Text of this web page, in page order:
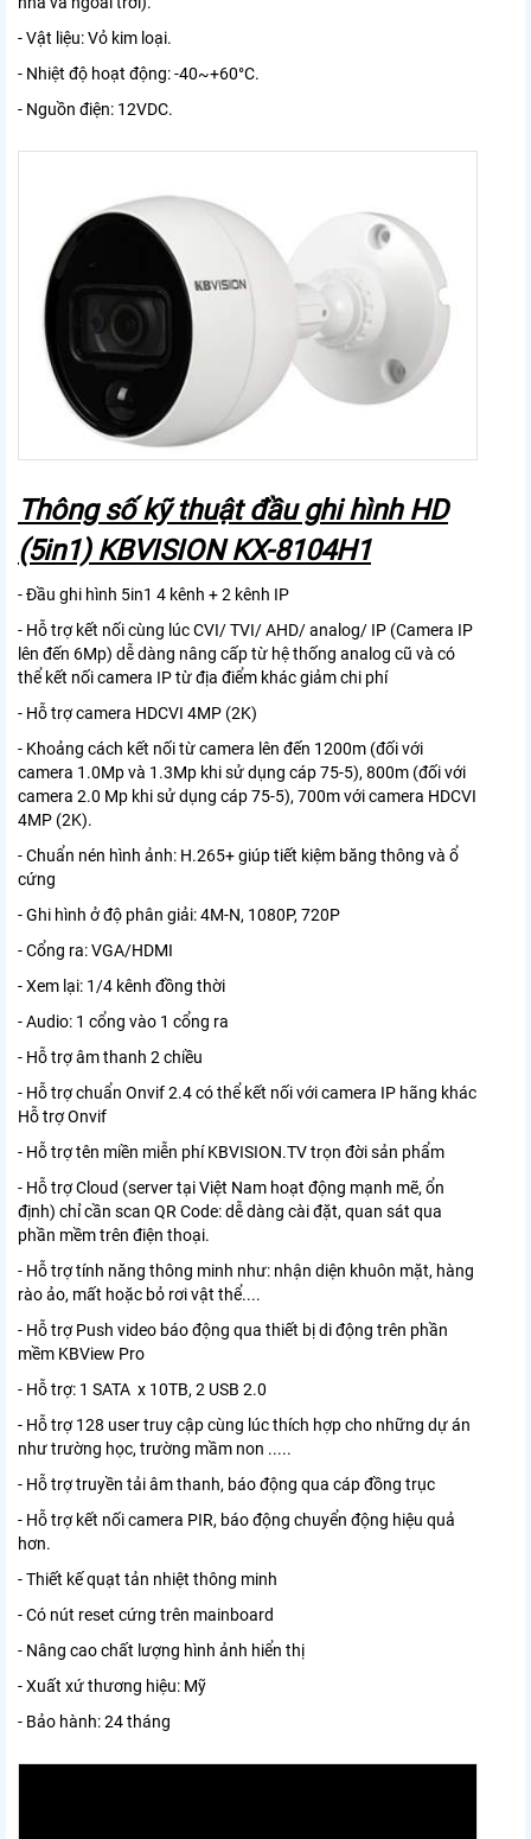
- Vật liệu: Vỏ kim loại.
- Nhiệt độ hoạt động: -40~+60°C.
- Nguồn điện: 12VDC.
Thông số kỹ thuật đầu ghi hình HD
(5in1) KBVISION KX-8104H1
- Đầu ghi hình 5in1 4 kênh + 2 kênh IP
- Hỗ trợ kết nối cùng lúc CVI/ TVI/ AHD/ analog/ IP (Camera IP
lên đến 6Mp) dễ dàng nâng cấp từ hệ thống analog cũ và có
thể kết nối camera IP từ địa điểm khác giảm chi phí
- Hỗ trợ camera HDCVI 4MP (2K)
- Khoảng cách kết nối từ camera lên đến 1200m (đối với
camera 1.0Mp và 1.3Mp khi sử dụng cáp 75-5), 800m (đối với
camera 2.0 Mp khi sử dụng cáp 75-5), 700m với camera HDCVI
4MP (2K).
- Chuẩn nén hình ảnh: H.265+ giúp tiết kiệm băng thông và ổ
cứng
- Ghi hình ở độ phân giải: 4M-N, 1080P, 720P
- Cổng ra: VGA/HDMI
- Xem lại: 1/4 kênh đồng thời
- Audio: 1 cổng vào 1 cổng ra
- Hỗ trợ âm thanh 2 chiều
- Hỗ trợ chuẩn Onvif 2.4 có thể kết nối với camera IP hãng khác
Hỗ trợ Onvif
- Hỗ trợ tên miền miễn phí KBVISION.TV trọn đời sản phẩm
- Hỗ trợ Cloud (server tại Việt Nam hoạt động mạnh mẽ, ổn
định) chỉ cần scan QR Code: dễ dàng cài đặt, quan sát qua
phần mềm trên điện thoại.
- Hỗ trợ tính năng thông minh như: nhận diện khuôn mặt, hàng
rào ảo, mất hoặc bỏ rơi vật thể....
- Hỗ trợ Push video báo động qua thiết bị di động trên phần
mềm KBView Pro
- Hỗ trợ: 1 SATA x 10TB, 2 USB 2.0
- Hỗ trợ 128 user truy cập cùng lúc thích hợp cho những dự án
như trường học, trường mầm non .....
- Hỗ trợ truyền tải âm thanh, báo động qua cáp đồng trục
- Hỗ trợ kết nối camera PIR, báo động chuyển động hiệu quả
hơn.
- Thiết kế quạt tản nhiệt thông minh
- Có nút reset cứng trên mainboard
- Nâng cao chất lượng hình ảnh hiển thị
- Xuất xứ thương hiệu: Mỹ
- Bảo hành: 24 tháng